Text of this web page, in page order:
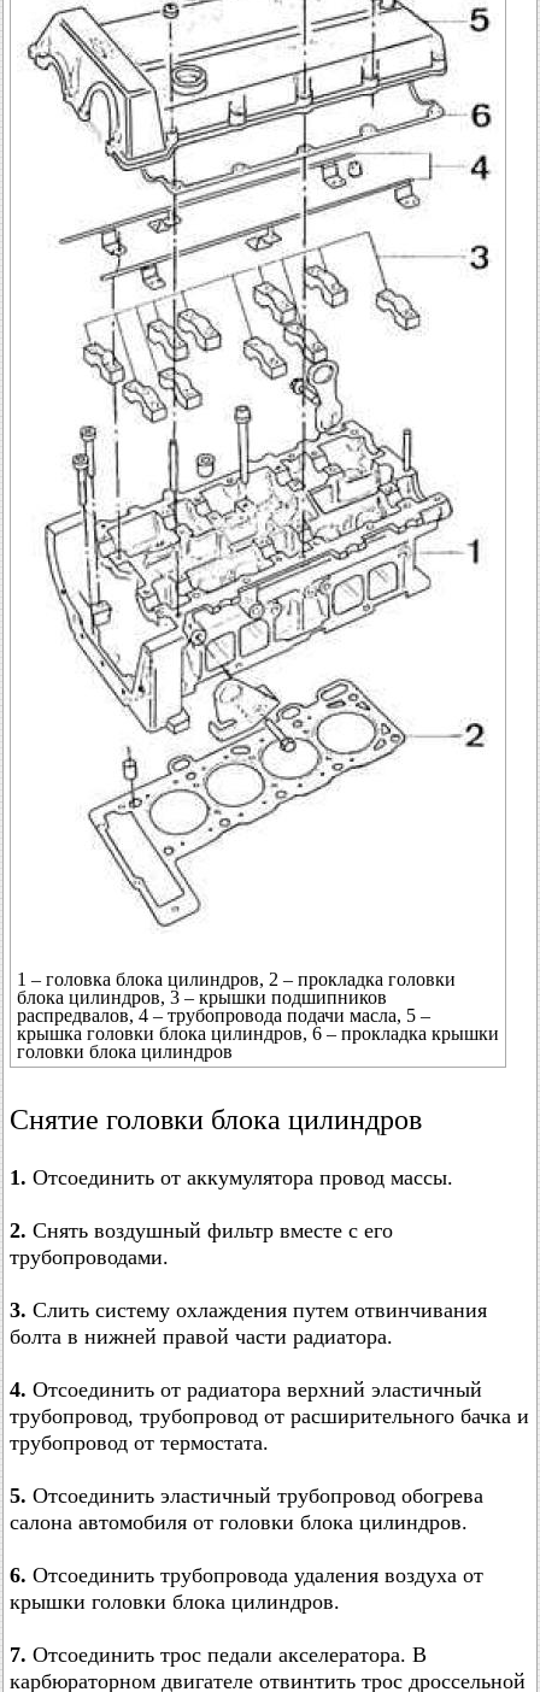
1 – головка блока цилиндров, 2 – прокладка головки
блока цилиндров, 3 – крышки подшипников
распредвалов, 4 – трубопровода подачи масла, 5 –
крышка головки блока цилиндров, 6 – прокладка крышки
головки блока цилиндров
Снятие головки блока цилиндров
1. Отсоединить от аккумулятора провод массы.
2. Снять воздушный фильтр вместе с его
трубопроводами.
3. Слить систему охлаждения путем отвинчивания
болта в нижней правой части радиатора.
4. Отсоединить от радиатора верхний эластичный
трубопровод, трубопровод от расширительного бачка и
трубопровод от термостата.
5. Отсоединить эластичный трубопровод обогрева
салона автомобиля от головки блока цилиндров.
6. Отсоединить трубопровода удаления воздуха от
крышки головки блока цилиндров.
7. Отсоединить трос педали акселератора. В
карбюраторном двигателе отвинтить трос дроссельной